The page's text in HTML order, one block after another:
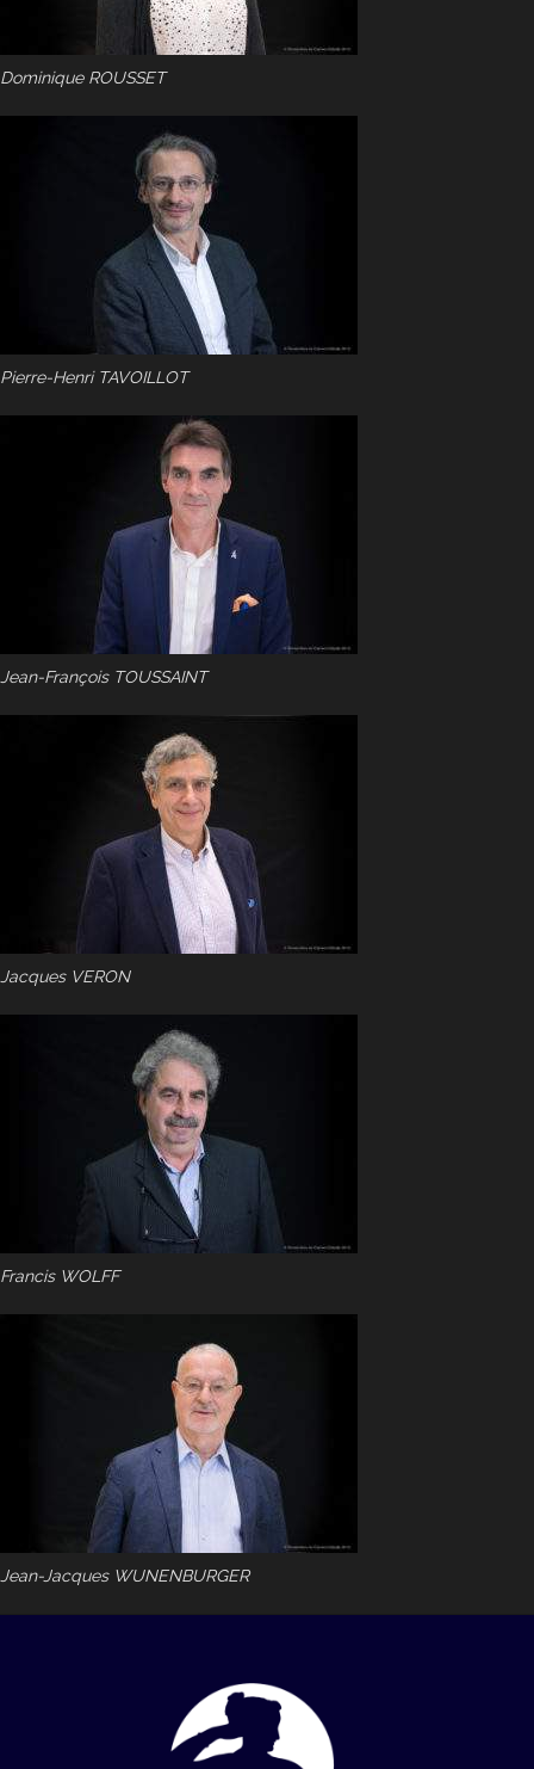
Dominique ROUSSET
Pierre-Henri TAVOILLOT
Jean-François TOUSSAINT
Jacques VERON
Francis WOLFF
Jean-Jacques WUNENBURGER